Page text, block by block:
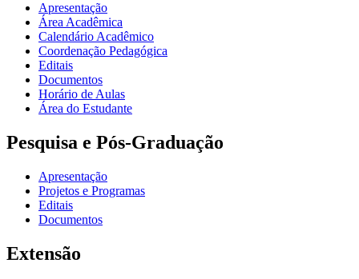
Apresentação
Área Acadêmica
Calendário Acadêmico
Coordenação Pedagógica
Editais
Documentos
Horário de Aulas
Área do Estudante
Pesquisa e Pós-Graduação
Apresentação
Projetos e Programas
Editais
Documentos
Extensão